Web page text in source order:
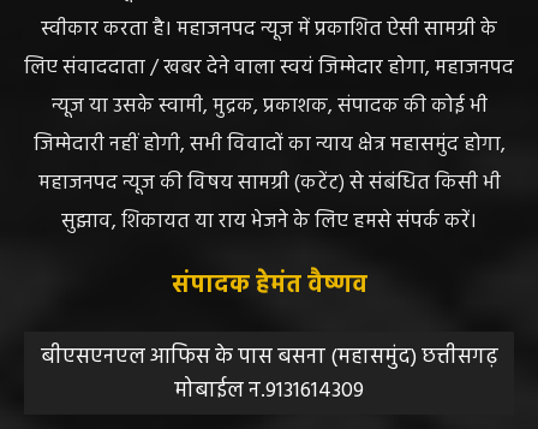
स्वीकार करता है। महाजनपद न्यूज में प्रकाशित ऐसी सामग्री के
लिए संवाददाता / खबर देने वाला स्वयं जिम्मेदार होगा, महाजनपद
न्यूज या उसके स्वामी, मुद्रक, प्रकाशक, संपादक की कोई भी
जिम्मेदारी नहीं होगी, सभी विवादों का न्याय क्षेत्र महासमुंद होगा,
महाजनपद न्यूज की विषय सामग्री (कटेंट) से संबंधित किसी भी
सुझाव, शिकायत या राय भेजने के लिए हमसे संपर्क करें।
संपादक हेमंत वैष्णव
बीएसएनएल आफिस के पास बसना (महासमुंद) छत्तीसगढ़
मोबाईल न.9131614309